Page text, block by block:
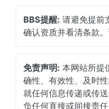
BBS提醒:请避免提前
确认资质并看清条款。
免责声明:本网站所提
确性、有效性、及时
就任何信息传递或传
负任何直接或间接责